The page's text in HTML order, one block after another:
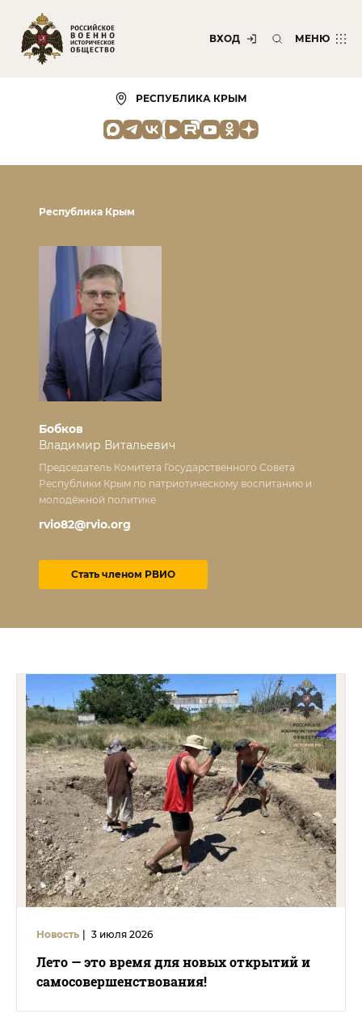
ВХОД МЕНЮ
РЕСПУБЛИКА КРЫМ
Республика Крым
Бобков
Владимир Витальевич
Председатель Комитета Государственного Совета
Республики Крым по патриотическому воспитанию и
молодёжной политике
rvio82@rvio.org
Стать членом РВИО
Новость 3 июля 2026
Лето — это время для новых открытий и
самосовершенствования!